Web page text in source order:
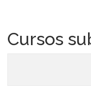
Cursos